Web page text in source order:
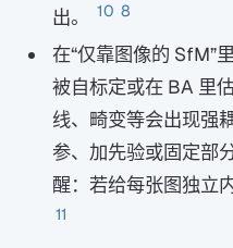
出。
10 8
在“仅靠图像的 SfM”
被自标定或在 BA 里
线、畸变等会出现强
参、加先验或固定部
醒：若给每张图独立
11